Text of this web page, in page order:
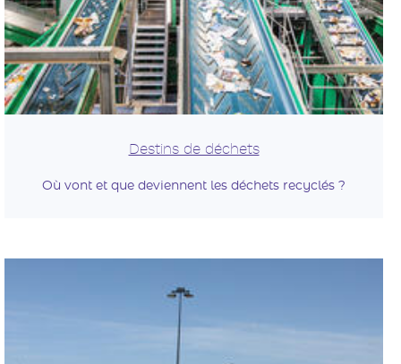
Destins de déchets
Où vont et que deviennent les déchets recyclés ?